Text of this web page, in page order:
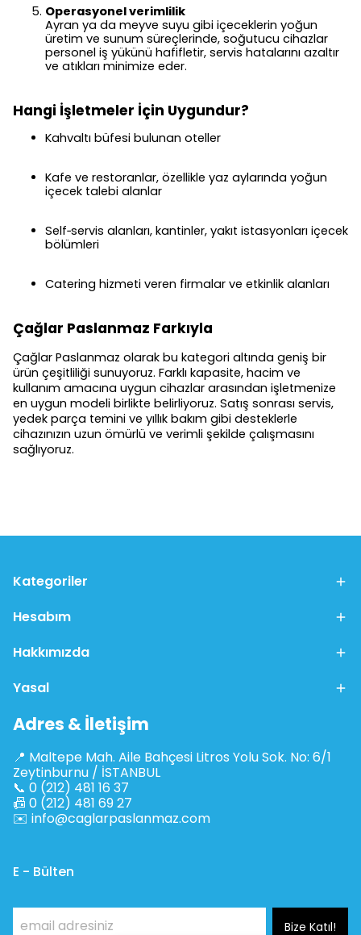
Operasyonel verimlilik
Ayran ya da meyve suyu gibi içeceklerin yoğun
üretim ve sunum süreçlerinde, soğutucu cihazlar
personel iş yükünü hafifletir, servis hatalarını azaltır
ve atıkları minimize eder.
Hangi İşletmeler İçin Uygundur?
Kahvaltı büfesi bulunan oteller
Kafe ve restoranlar, özellikle yaz aylarında yoğun
içecek talebi alanlar
Self‑servis alanları, kantinler, yakıt istasyonları içecek
bölümleri
Catering hizmeti veren firmalar ve etkinlik alanları
Çağlar Paslanmaz Farkıyla
Çağlar Paslanmaz olarak bu kategori altında geniş bir
ürün çeşitliliği sunuyoruz. Farklı kapasite, hacim ve
kullanım amacına uygun cihazlar arasından işletmenize
en uygun modeli birlikte belirliyoruz. Satış sonrası servis,
yedek parça temini ve yıllık bakım gibi desteklerle
cihazınızın uzun ömürlü ve verimli şekilde çalışmasını
sağlıyoruz.
Kategoriler
Hesabım
Hakkımızda
Yasal
Adres & İletişim
📍 Maltepe Mah. Aile Bahçesi Litros Yolu Sok. No: 6/1
Zeytinburnu / İSTANBUL
📞 0 (212) 481 16 37
📠 0 (212) 481 69 27
✉️ info@caglarpaslanmaz.com
E - Bülten
Bize Katıl!